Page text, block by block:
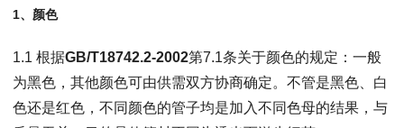
1、 颜色
1.1 根据GB/T18742.2-2002第7.1条关于颜色的规定：一般
为黑色，其他颜色可由供需双方协商确定。不管是黑色、白
色还是红色，不同颜色的管子均是加入不同色母的结果，与